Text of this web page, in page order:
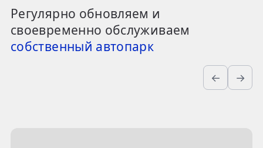
Регулярно обновляем и
своевременно обслуживаем
собственный автопарк
← →